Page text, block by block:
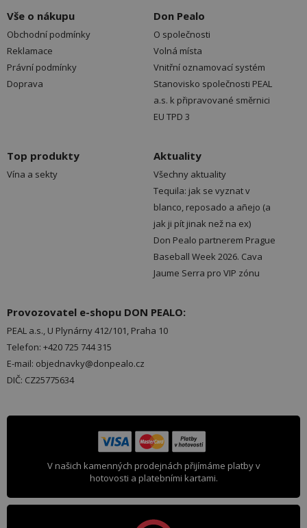
Vše o nákupu
Obchodní podmínky
Reklamace
Právní podmínky
Doprava
Don Pealo
O společnosti
Volná místa
Vnitřní oznamovací systém
Stanovisko společnosti PEAL
a.s. k připravované směrnici
EU TPD 3
Top produkty
Vína a sekty
Aktuality
Všechny aktuality
Tequila: jak se vyznat v
blanco, reposado a añejo (a
jak ji pít jinak než na ex)
Don Pealo partnerem Prague
Baseball Week 2026. Cava
Jaume Serra pro VIP zónu
Provozovatel e-shopu DON PEALO:
PEAL a.s., U Plynárny 412/101, Praha 10
Telefon: +420 725 744 315
E-mail: objednavky@donpealo.cz
DIČ: CZ25775634
V našich kamenných prodejnách přijímáme platby v
hotovosti a platebními kartami.